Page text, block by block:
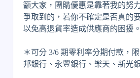
籲大家，團購優惠是靠著我的努
爭取到的，若你不確定是否真的
以免高退貨率造成供應商的困擾。
＊可分 3/6 期零利率分期付款，
邦銀行、永豐銀行、樂天、新光